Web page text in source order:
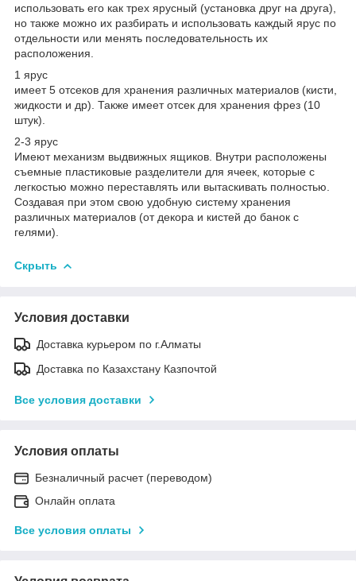
использовать его как трех ярусный (установка друг на друга),
но также можно их разбирать и использовать каждый ярус по
отдельности или менять последовательность их
расположения.
1 ярус
имеет 5 отсеков для хранения различных материалов (кисти,
жидкости и др). Также имеет отсек для хранения фрез (10
штук).
2-3 ярус
Имеют механизм выдвижных ящиков. Внутри расположены
съемные пластиковые разделители для ячеек, которые с
легкостью можно переставлять или вытаскивать полностью.
Создавая при этом свою удобную систему хранения
различных материалов (от декора и кистей до банок с
гелями).
Скрыть
Условия доставки
Доставка курьером по г.Алматы
Доставка по Казахстану Казпочтой
Все условия доставки
Условия оплаты
Безналичный расчет (переводом)
Онлайн оплата
Все условия оплаты